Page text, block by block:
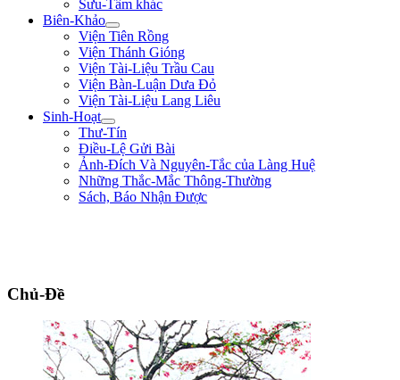
Sưu-Tầm khác
Biên-Khảo
Viện Tiên Rồng
Viện Thánh Gióng
Viện Tài-Liệu Trầu Cau
Viện Bàn-Luận Dưa Đỏ
Viện Tài-Liệu Lang Liêu
Sinh-Hoạt
Thư-Tín
Điều-Lệ Gửi Bài
Ảnh-Đích Và Nguyên-Tắc của Làng Huệ
Những Thắc-Mắc Thông-Thường
Sách, Báo Nhận Được
Chủ-Đề